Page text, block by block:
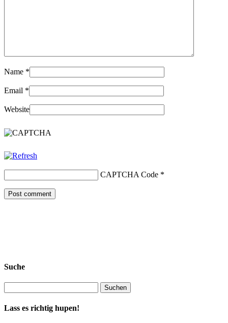
Name *
Email *
Website
CAPTCHA Code *
Suche
Lass es richtig hupen!